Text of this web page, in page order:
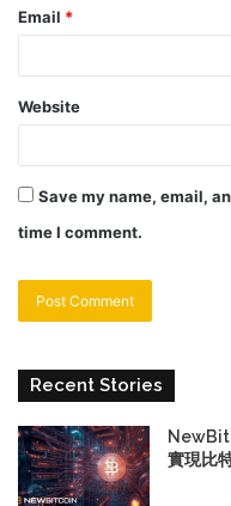
Email *
Website
Save my name, email,
time I comment.
Recent Stories
實現比